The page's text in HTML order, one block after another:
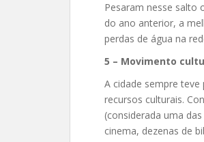
Pesaram nesse salto
do ano anterior, a
perdas de água na
5 – Movimento
A cidade sempre
recursos culturais.
(considerada uma
cinema, dezenas de